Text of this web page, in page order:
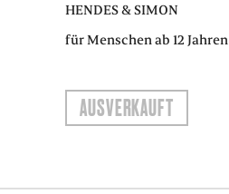
HENDES & SIMON
für Menschen ab 12 Jahren
AUSVERKAUFT